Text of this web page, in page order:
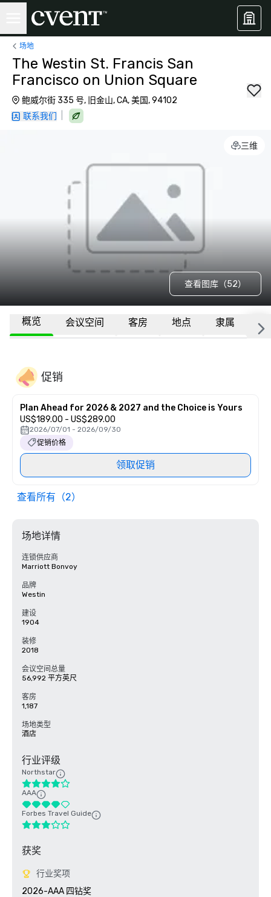
场地
The Westin St. Francis San
Francisco on Union Square
鲍威尔街 335 号, 旧金山, CA, 美国, 94102
联系我们
三维
查看图库（52）
概览 会议空间 客房 地点 隶属 更
促销
Plan Ahead for 2026 & 2027 and the Choice is Yours
US$189.00 - US$289.00
2026/07/01 - 2026/09/30
促销价格
领取促销
查看所有（2）
场地详情
连锁供应商
Marriott Bonvoy
品牌
Westin
建设
1904
装修
2018
会议空间总量
56,992 平方英尺
客房
1,187
场地类型
酒店
行业评级
Northstar
AAA
Forbes Travel Guide
获奖
行业奖项
2026-AAA 四钻奖